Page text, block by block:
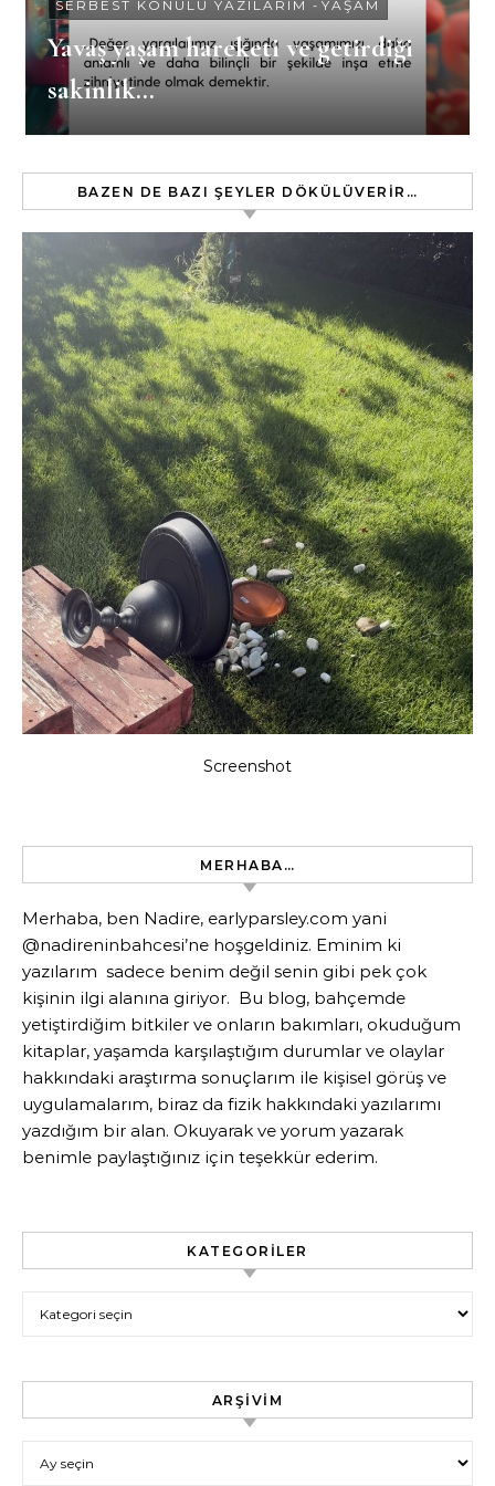
SERBEST KONULU YAZILARIM - YAŞAM
Yavaş yaşam hareketi ve getirdiği
sakinlik…
BAZEN DE BAZI ŞEYLER DÖKÜLÜVERIR…
Screenshot
MERHABA…
Merhaba, ben Nadire, earlyparsley.com yani
@nadireninbahcesi’ne hoşgeldiniz. Eminim ki
yazılarım sadece benim değil senin gibi pek çok
kişinin ilgi alanına giriyor. Bu blog, bahçemde
yetiştirdiğim bitkiler ve onların bakımları, okuduğum
kitaplar, yaşamda karşılaştığım durumlar ve olaylar
hakkındaki araştırma sonuçlarım ile kişisel görüş ve
uygulamalarım, biraz da fizik hakkındaki yazılarımı
yazdığım bir alan. Okuyarak ve yorum yazarak
benimle paylaştığınız için teşekkür ederim.
KATEGORILER
ARŞIVIM